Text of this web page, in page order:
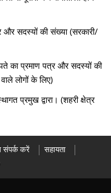
और सदस्यों की संख्या (सरकारी/
पते का प्रमाण पत्र और सदस्यों की
लोगों के लिए)
प्रमुख द्वारा। (शहरी क्षेत्र
संपर्क करें
सहायता